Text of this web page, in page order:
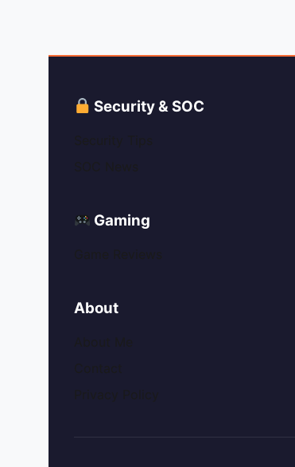
Security & SOC
Gaming
About